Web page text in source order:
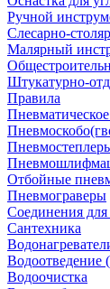
Ручной
Слесарно-
Малярный
Штукатурно-
Правила
Отбойные
Пневмограверы
Соединения
Сантехника
Водоотведение
Водоочистка